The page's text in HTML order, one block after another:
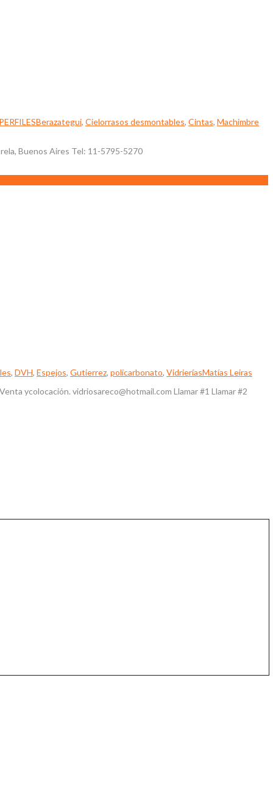
Berazategui, Cielorrasos desmontables, Cintas, Machimbre
Buenos Aires Tel: 11-5795-5270
, DVH, Espejos, Gutierrez, policarbonato, VidrieríasMatías Leiras
ycolocación. vidriosareco@hotmail.com Llamar #1 Llamar #2